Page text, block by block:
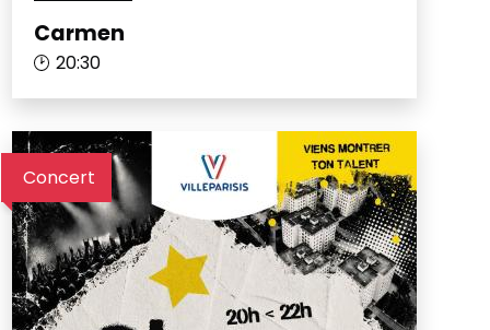
Carmen
20:30
Concert